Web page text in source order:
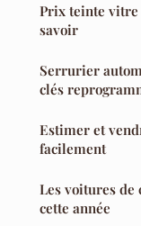
Prix teinte vitre
savoir
Serrurier
clés
Estimer et
facilement
Les voitures de
cette année